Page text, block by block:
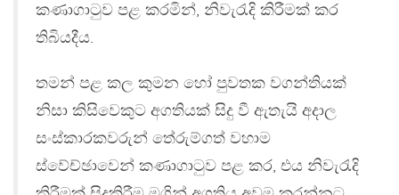
කණාගාටුව පළ කරමින්, නිවැරැදි කිරීමක් කර
තිබියදීය.
තමන් පළ කල කුමන හෝ පුවතක වගන්තියක්
නිසා කිසිවෙකුට අගතියක් සිදු වී ඇතැයි අදාල
සංස්කාරකවරුන් තේරුම්ගත් වහාම
ස්වේච්ඡාවෙන් කණාගාටුව පළ කර, එය නිවැරැදි